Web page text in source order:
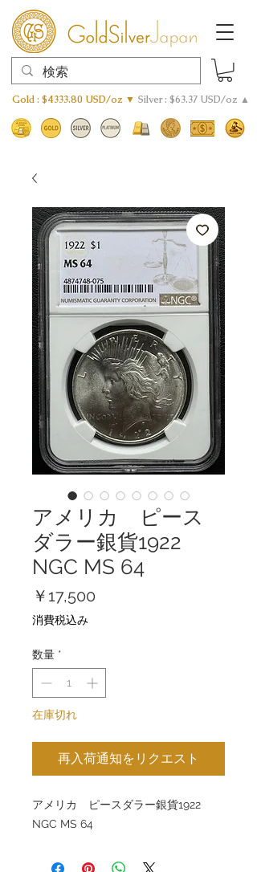
Gold : $4333.80 USD/oz ▼ Silver : $63.37 USD/oz ▲
アメリカ ピース
ダラー銀貨1922
NGC MS 64
￥17,500
消費税込み
数量 *
在庫切れ
再入荷通知をリクエスト
アメリカ ピースダラー銀貨1922
NGC MS 64